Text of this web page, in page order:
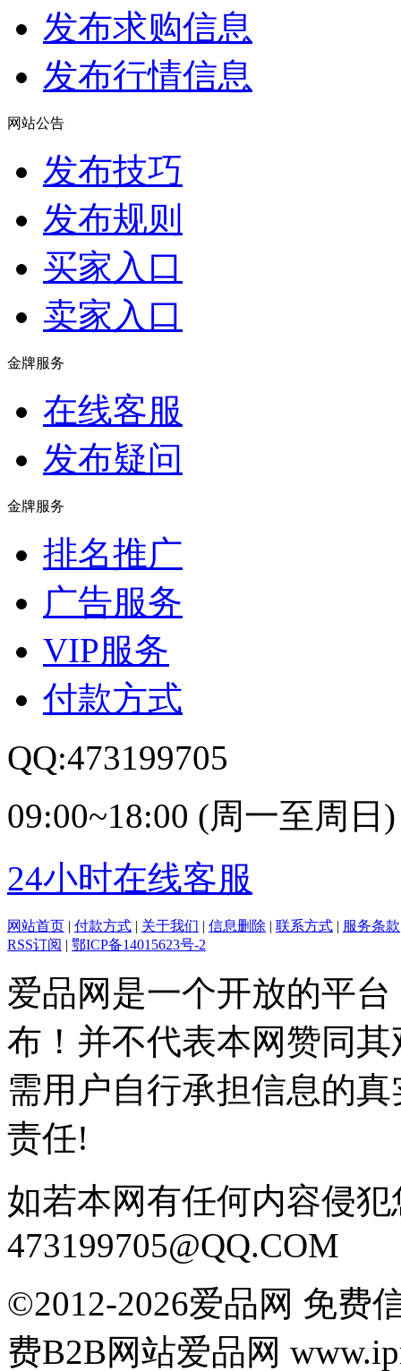
发布求购信息
发布行情信息
网站公告
发布技巧
发布规则
买家入口
卖家入口
金牌服务
在线客服
发布疑问
金牌服务
排名推广
广告服务
VIP服务
付款方式
QQ:473199705
09:00~18:00 (周一至周日)
24小时在线客服
网站首页 | 付款方式 | 关于我们 | 信息删除 | 联系方式 | 服务条款
RSS订阅 | 鄂ICP备14015623号-2
爱品网是一个开放的平
布！并不代表本网赞同
需用户自行承担信息的
责任!
如若本网有任何内容侵
473199705@QQ.COM
©2012-2026爱品网 免费
费B2B网站爱品网